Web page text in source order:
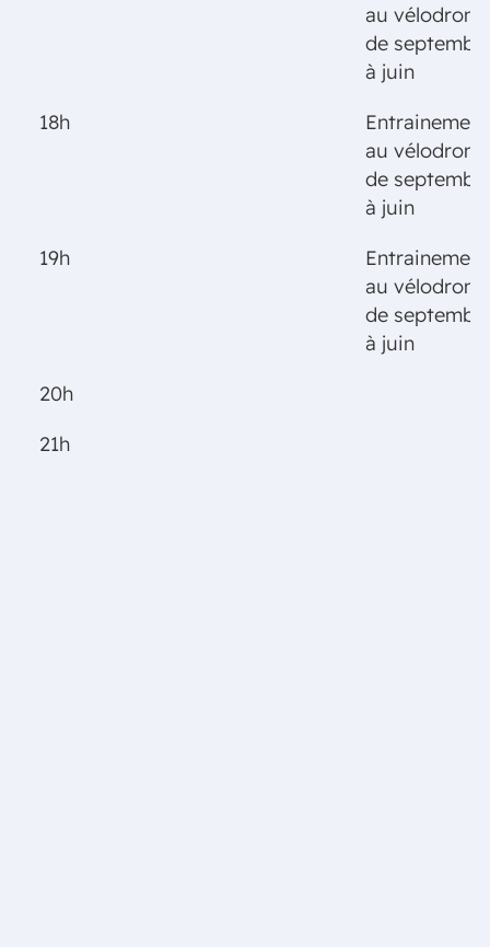
au
de
à juin
18h
au
de
à juin
19h
au
de
à juin
20h
21h